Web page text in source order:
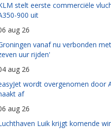
stelt eerste commerciële
900 uit
aug 26
vanaf nu verbonden
uur rijden'
aug 26
wordt overgenomen door
af
aug 26
Luik krijgt komende